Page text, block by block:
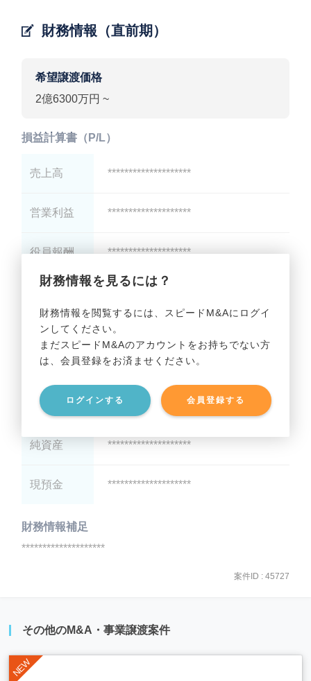
財務情報（直前期）
希望譲渡価格
2億6300万円 ~
財務情報を見るには？
財務情報を閲覧するには、スピードM&Aにログイ
ンしてください。
まだスピードM&Aのアカウントをお持ちでない方
は、会員登録をお済ませください。
ログインする 会員登録する
損益計算書（P/L）
売上高 ********************
営業利益 ********************
役員報酬 ********************
貸借対照表（B/S）
総資産 ********************
有利子負債 ********************
純資産 ********************
現預金 ********************
財務情報補足
********************
案件ID : 45727
その他のM&A・事業譲渡案件